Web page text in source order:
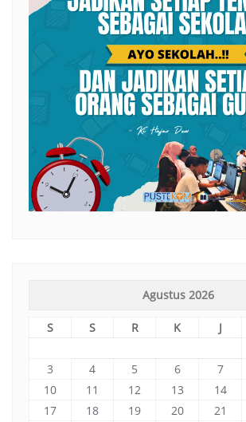
Agustus 2026
S S R K J
3
4 5 6 7
10
11 12 13 14
17
18 19 20 21